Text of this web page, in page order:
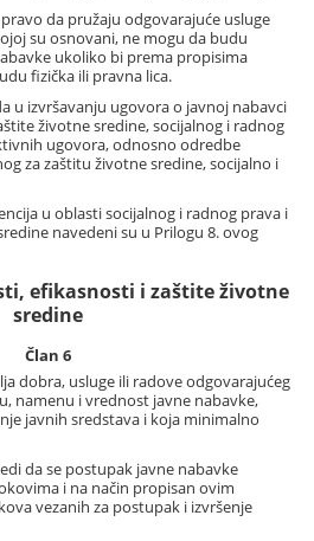
da pružaju odgovarajuće usluge
su osnovani, ne mogu da budu
ukoliko bi prema propisima
fizička ili pravna lica.
u izvršavanju ugovora o javnoj nabavci
životne sredine, socijalnog i radnog
ugovora, odnosno odredbe
za zaštitu životne sredine, socijalno i
u oblasti socijalnog i radnog prava i
navedeni su u Prilogu 8. ovog
efikasnosti i zaštite životne
sredine
Član 6
dobra, usluge ili radove odgovarajućeg
namenu i vrednost javne nabavke,
javnih sredstava i koja minimalno
da se postupak javne nabavke
i na način propisan ovim
vezanih za postupak i izvršenje